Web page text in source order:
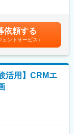
を提供することが
Technology
）を活用して構想
End-to-Endでサービ
DTaktが協業して行
その他全
額)は固定手当を含め
依頼する
ェントサービス）
活用】CRMエ